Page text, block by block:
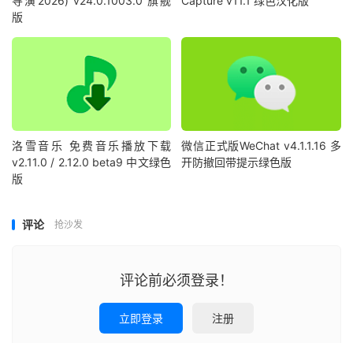
版
洛雪音乐 免费音乐播放下载
v2.11.0 / 2.12.0 beta9 中文绿色
版
微信正式版WeChat v4.1.1.16 多
开防撤回带提示绿色版
评论 抢沙发
评论前必须登录！
立即登录 注册